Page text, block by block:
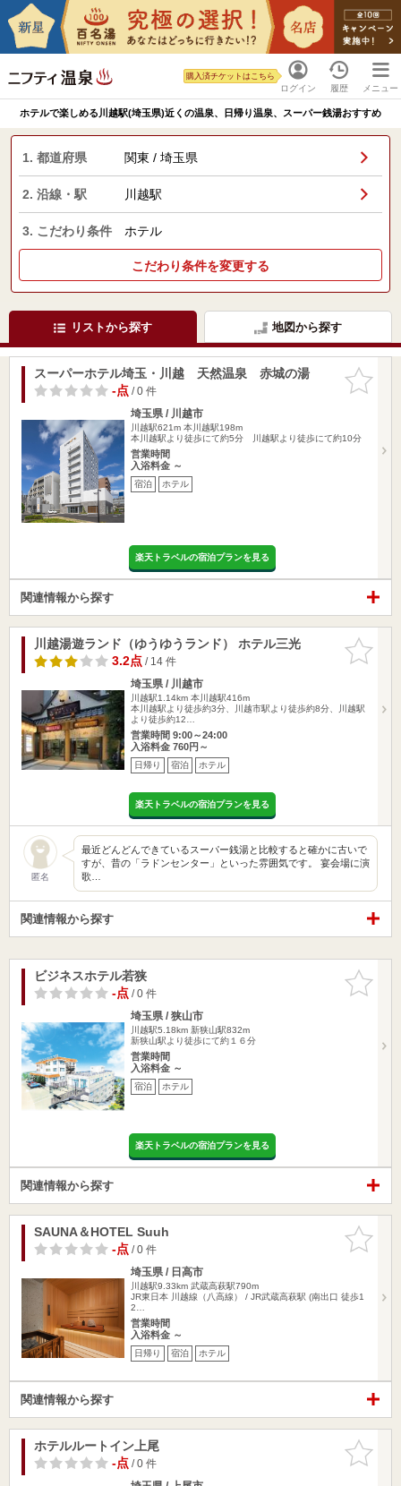
ログイン
購入済チケットはこちら
履歴 メニュー
ホテルで楽しめる川越駅(埼玉県)近くの温泉、日帰り温泉、スーパー銭湯おすすめ
1. 都道府県 関東 / 埼玉県
2. 沿線・駅 川越駅
3. こだわり条件 ホテル
こだわり条件を変更する
リストから探す 地図から探す
お気に入
りに追加
スーパーホテル埼玉・川越 天然温泉 赤城の湯
-点/ 0 件
埼玉県 / 川越市
川越駅621m 本川越駅198m
本川越駅より徒歩にて約5分 川越駅より徒歩にて約10分
営業時間
入浴料金 ～
宿泊 ホテル
楽天トラベルの宿泊プランを見る
関連情報から探す
お気に入
りに追加
川越湯遊ランド（ゆうゆうランド） ホテル三光
3.2点/ 14 件
埼玉県 / 川越市
川越駅1.14km 本川越駅416m
本川越駅より徒歩約3分、川越市駅より徒歩約8分、川越駅
より徒歩約12…
営業時間 9:00～24:00
入浴料金 760円～
日帰り 宿泊 ホテル
楽天トラベルの宿泊プランを見る
匿名
最近どんどんできているスーパー銭湯と比較すると確かに古いで
すが、昔の「ラドンセンター」といった雰囲気です。 宴会場に演
歌…
関連情報から探す
お気に入
りに追加
ビジネスホテル若狭
-点/ 0 件
埼玉県 / 狭山市
川越駅5.18km 新狭山駅832m
新狭山駅より徒歩にて約１６分
営業時間
入浴料金 ～
宿泊 ホテル
楽天トラベルの宿泊プランを見る
関連情報から探す
お気に入
りに追加
SAUNA＆HOTEL Suuh
-点/ 0 件
埼玉県 / 日高市
川越駅9.33km 武蔵高萩駅790m
JR東日本 川越線（八高線） / JR武蔵高萩駅 (南出口 徒歩1
2…
営業時間
入浴料金 ～
日帰り 宿泊 ホテル
関連情報から探す
お気に入
りに追加
ホテルルートイン上尾
-点/ 0 件